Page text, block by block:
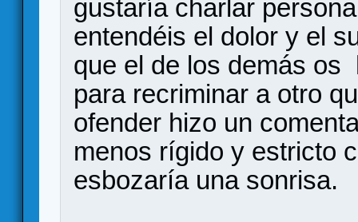
gustaría charlar
entendéis el dolor y el
que el de los demás os
para recriminar a otro
ofender hizo un
menos rígido y estricto
esbozaría una sonrisa.